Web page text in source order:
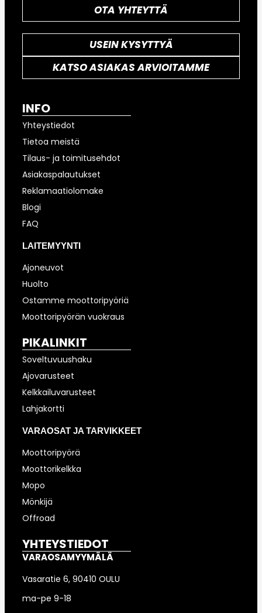
OTA YHTEYTTÄ
USEIN KYSYTTYÄ
KATSO ASIAKAS ARVIOITAMME
INFO
Yhteystiedot
Tietoa meistä
Tilaus- ja toimitusehdot
Asiakaspalautukset
Reklamaatiolomake
Blogi
FAQ
LAITEMYYNTI
Ajoneuvot
Huolto
Ostamme moottoripyöriä
Moottoripyörän vuokraus
PIKALINKIT
Soveltuvuushaku
Ajovarusteet
Kelkkailuvarusteet
Lahjakortti
VARAOSAT JA TARVIKKEET
Moottoripyörä
Moottorikelkka
Mopo
Mönkijä
Offroad
YHTEYSTIEDOT
VARAOSAMYYMÄLÄ
Vasaratie 6, 90410 OULU
ma-pe 9-18